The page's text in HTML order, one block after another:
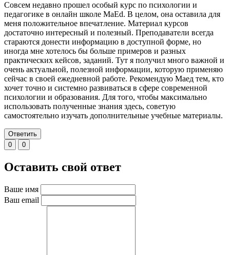
Совсем недавно прошел особый курс по психологии и
педагогике в онлайн школе MaEd. В целом, она оставила для
меня положительное впечатление. Материал курсов
достаточно интересный и полезный. Преподаватели всегда
стараются донести информацию в доступной форме, но
иногда мне хотелось бы больше примеров и разных
практических кейсов, заданий. Тут я получил много важной и
очень актуальной, полезной информации, которую применяю
сейчас в своей ежедневной работе. Рекомендую Маед тем, кто
хочет точно и системно развиваться в сфере современной
психологии и образования. Для того, чтобы максимально
использовать полученные знания здесь, советую
самостоятельно изучать дополнительные учебные материалы.
Ответить
0
0
Оставить свой ответ
Ваше имя
Ваш email